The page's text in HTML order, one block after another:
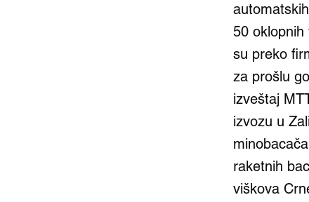
50
su preko
za prošlu
izveštaj
izvozu u
raketnih
viškova